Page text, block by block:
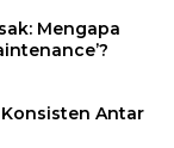
Mengapa
Konsisten Antar